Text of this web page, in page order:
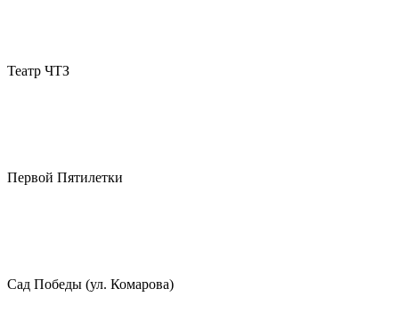
Театр ЧТЗ
Первой Пятилетки
Сад Победы (ул. Комарова)